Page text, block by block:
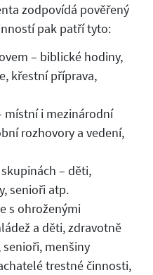
zodpovídá pověřený
pak patří tyto:
– biblické hodiny,
křestní příprava,
místní i mezinárodní
rozhovory a vedení,
– děti,
senioři atp.
s ohroženými
a děti, zdravotně
menšiny
trestné činnosti,